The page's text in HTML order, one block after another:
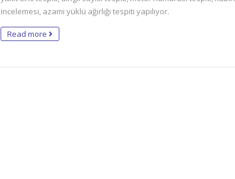
incelemesi, azami yüklü ağırlığı tespiti yapılıyor.
Read more